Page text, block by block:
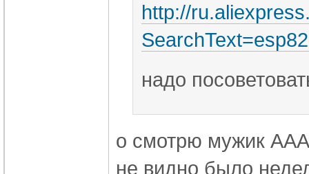
http://
надо
о смотрю мужик ААА
не видно было